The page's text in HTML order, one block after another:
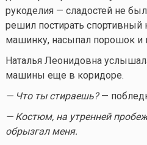
рукоделия — сладостей не
решил постирать спортивный
машинку, насыпал порошок и
Наталья Леонидовна
машины еще в коридоре.
— Что ты стираешь?—
— Костюм, на утренней
обрызгал меня.